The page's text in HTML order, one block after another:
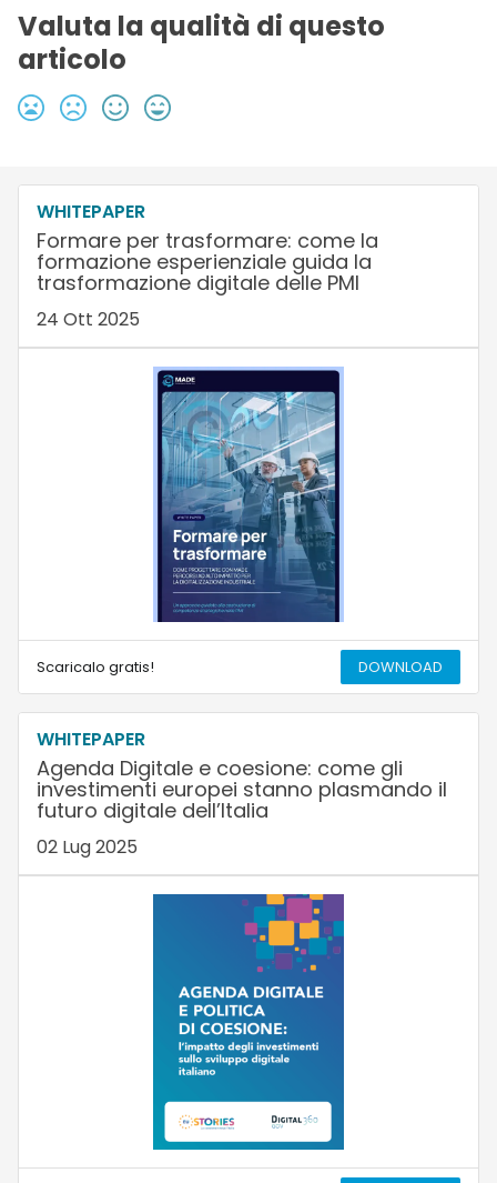
Valuta la qualità di questo
articolo
WHITEPAPER
Formare per trasformare: come la
formazione esperienziale guida la
trasformazione digitale delle PMI
24 Ott 2025
Scaricalo gratis! DOWNLOAD
WHITEPAPER
Agenda Digitale e coesione: come gli
investimenti europei stanno plasmando il
futuro digitale dell’Italia
02 Lug 2025